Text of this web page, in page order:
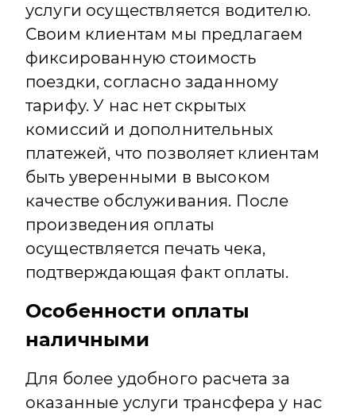
услуги осуществляется водителю.
Своим клиентам мы предлагаем
фиксированную стоимость
поездки, согласно заданному
тарифу. У нас нет скрытых
комиссий и дополнительных
платежей, что позволяет клиентам
быть уверенными в высоком
качестве обслуживания. После
произведения оплаты
осуществляется печать чека,
подтверждающая факт оплаты.
Особенности оплаты
наличными
Для более удобного расчета за
оказанные услуги трансфера у нас